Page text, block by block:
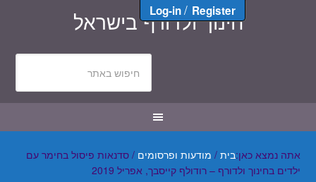
Log-in/ Register
חינוך ולדורף בישראל
אתה נמצא כאן:בית / מודעות ופרסומים / סדנאות פיסול בחימר עם
ילדים בחינוך ולדורף – רודולף קייסבך, אפריל 2019